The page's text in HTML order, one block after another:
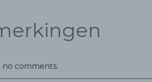
no comments.